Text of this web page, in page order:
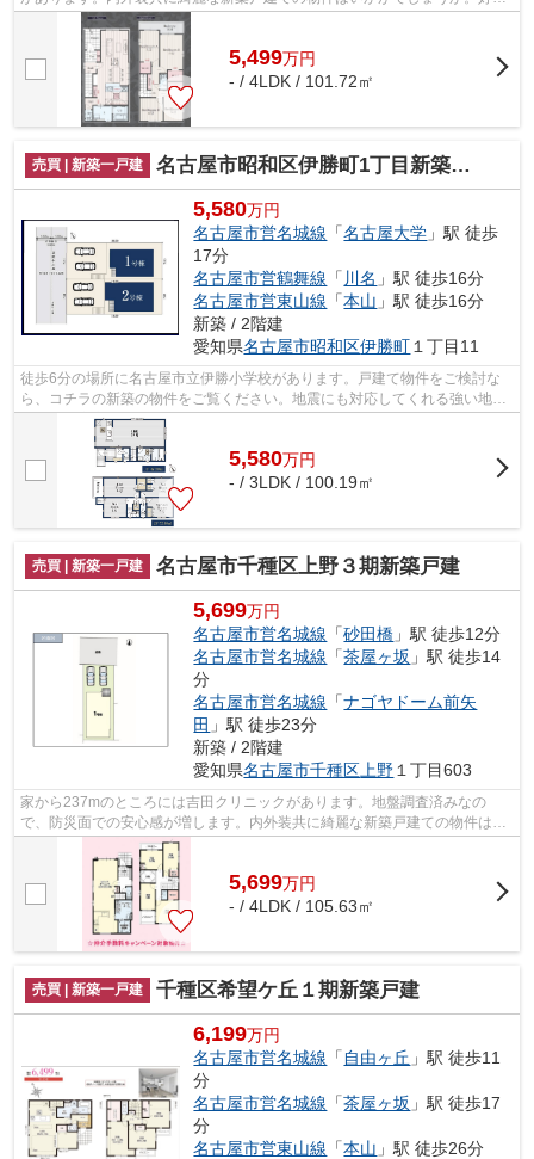
件の揃った前面道路6m以上の物件をお薦...
5,499万円
- / 4LDK / 101.72㎡
売買 | 新築一戸建 名古屋市昭和区伊勝町1丁目新築戸建
5,580万円
名古屋市営名城線 「名古屋大学 」駅 徒歩
17分
名古屋市営鶴舞線 「 川名 」駅 徒歩16分
名古屋市営東山線 「本山 」駅 徒歩16分
新築 / 2階建
愛知県名古屋市昭和区伊勝町 １丁目11
徒歩6分の場所に名古屋市立伊勝小学校があります。戸建て物件をご検討な
ら、コチラの新築の物件をご覧ください。地震にも対応してくれる強い地盤
の物件は安心感があります。前面道路6m...
5,580万円
- / 3LDK / 100.19㎡
売買 | 新築一戸建 名古屋市千種区上野３期新築戸建
5,699万円
名古屋市営名城線 「砂田橋 」駅 徒歩12分
名古屋市営名城線 「茶屋ヶ坂 」駅 徒歩14
分
名古屋市営名城線 「ナゴヤドーム前矢
田 」駅 徒歩23分
新築 / 2階建
愛知県名古屋市千種区 上野 １丁目603
家から237mのところには吉田クリニックがあります。地盤調査済みなの
で、防災面での安心感が増します。内外装共に綺麗な新築戸建ての物件はい
かがでしょうか。
5,699万円
- / 4LDK / 105.63㎡
売買 | 新築一戸建 千種区希望ケ丘１期新築戸建
6,199万円
名古屋市営名城線 「自由ヶ丘 」駅 徒歩11
分
名古屋市営名城線 「茶屋ヶ坂 」駅 徒歩17
分
名古屋市営東山線 「本山 」駅 徒歩26分